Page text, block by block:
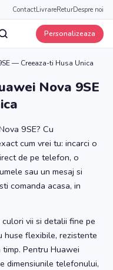
ContactLivrareReturDespre noi
Personalizeaza
— Creeaza-ti Husa Unica
Nova 9SE
9SE? Cu
cum vrei tu: incarci o
de pe telefon, o
sau un mesaj si
comanda acasa, in
vii si detalii fine pe
flexibile, rezistente
Pentru Huawei
dimensiunile telefonului,